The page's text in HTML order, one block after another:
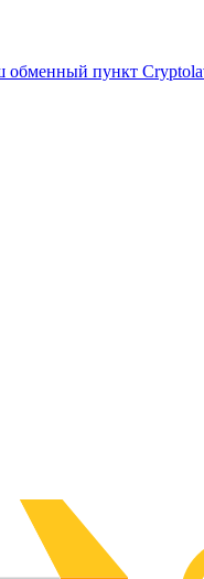
пункт